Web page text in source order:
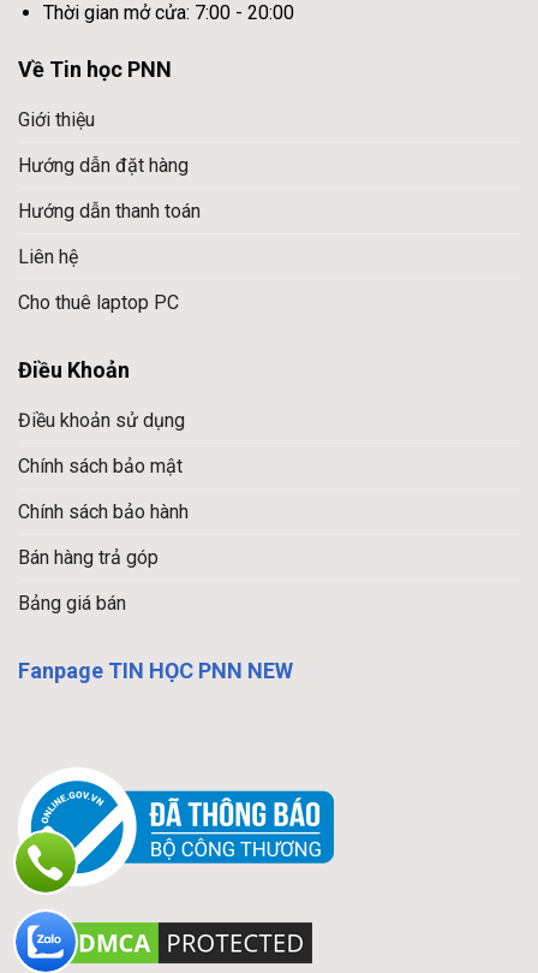
Thời gian mở cửa: 7:00 - 20:00
Về Tin học PNN
Giới thiệu
Hướng dẫn đặt hàng
Hướng dẫn thanh toán
Liên hệ
Cho thuê laptop PC
Điều Khoản
Điều khoản sử dụng
Chính sách bảo mật
Chính sách bảo hành
Bán hàng trả góp
Bảng giá bán
Fanpage TIN HỌC PNN NEW